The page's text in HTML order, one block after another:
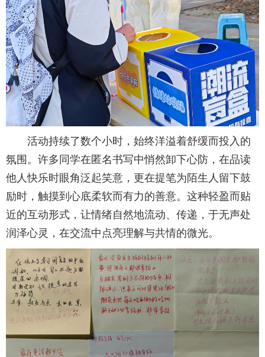
活动持续了数个小时，始终洋溢着舒缓而投入的
氛围。许多同学在匿名书写中悄然卸下心防，在品读
他人快乐时眼角泛起笑意，更在提笔为陌生人留下鼓
励时，触摸到心底柔软而有力的善意。这种轻盈而贴
近的互动形式，让情绪自然地流动、传递，于无声处
润泽心灵，在交流中点亮理解与共情的微光。